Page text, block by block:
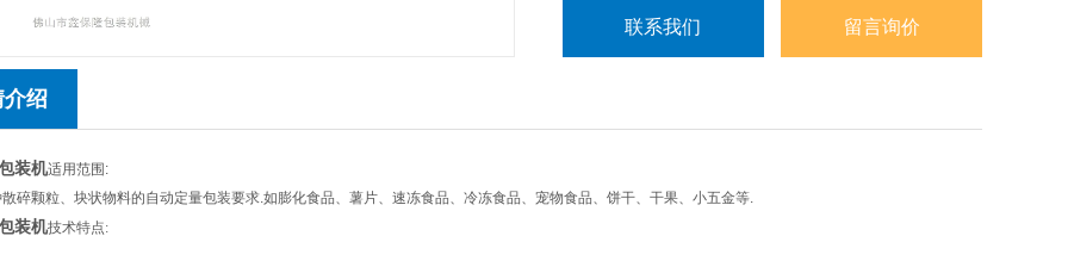
联系我们 留言询价
绍
装机适用范围:
碎颗粒、块状物料的自动定量包装要求.如膨化食品、薯片、速冻食品、冷冻食品、宠物食品、饼干、干果、小五金等.
装机技术特点: